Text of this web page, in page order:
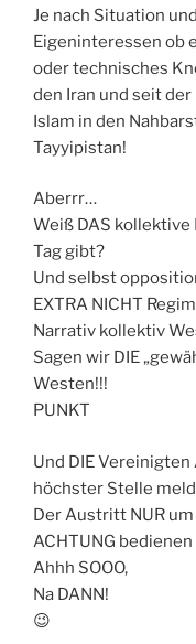
Je nach Situation
Eigeninteressen ob
oder technisches
den Iran und seit
Islam in den
Tayyipistan!
Aberrr…
Weiß DAS kollektive
Tag gibt?
Und selbst
EXTRA NICHT
Narrativ kollektiv
Sagen wir DIE
Westen!!!
PUNKT
Und DIE
höchster Stelle
Der Austritt NUR
ACHTUNG
Ahhh SOOO,
Na DANN!
😉